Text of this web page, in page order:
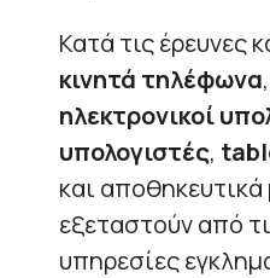
Κατά τις έρευνες
κινητά τηλέφωνα,
ηλεκτρονικοί
υπολογιστές,
και
εξεταστούν από
υπηρεσίες